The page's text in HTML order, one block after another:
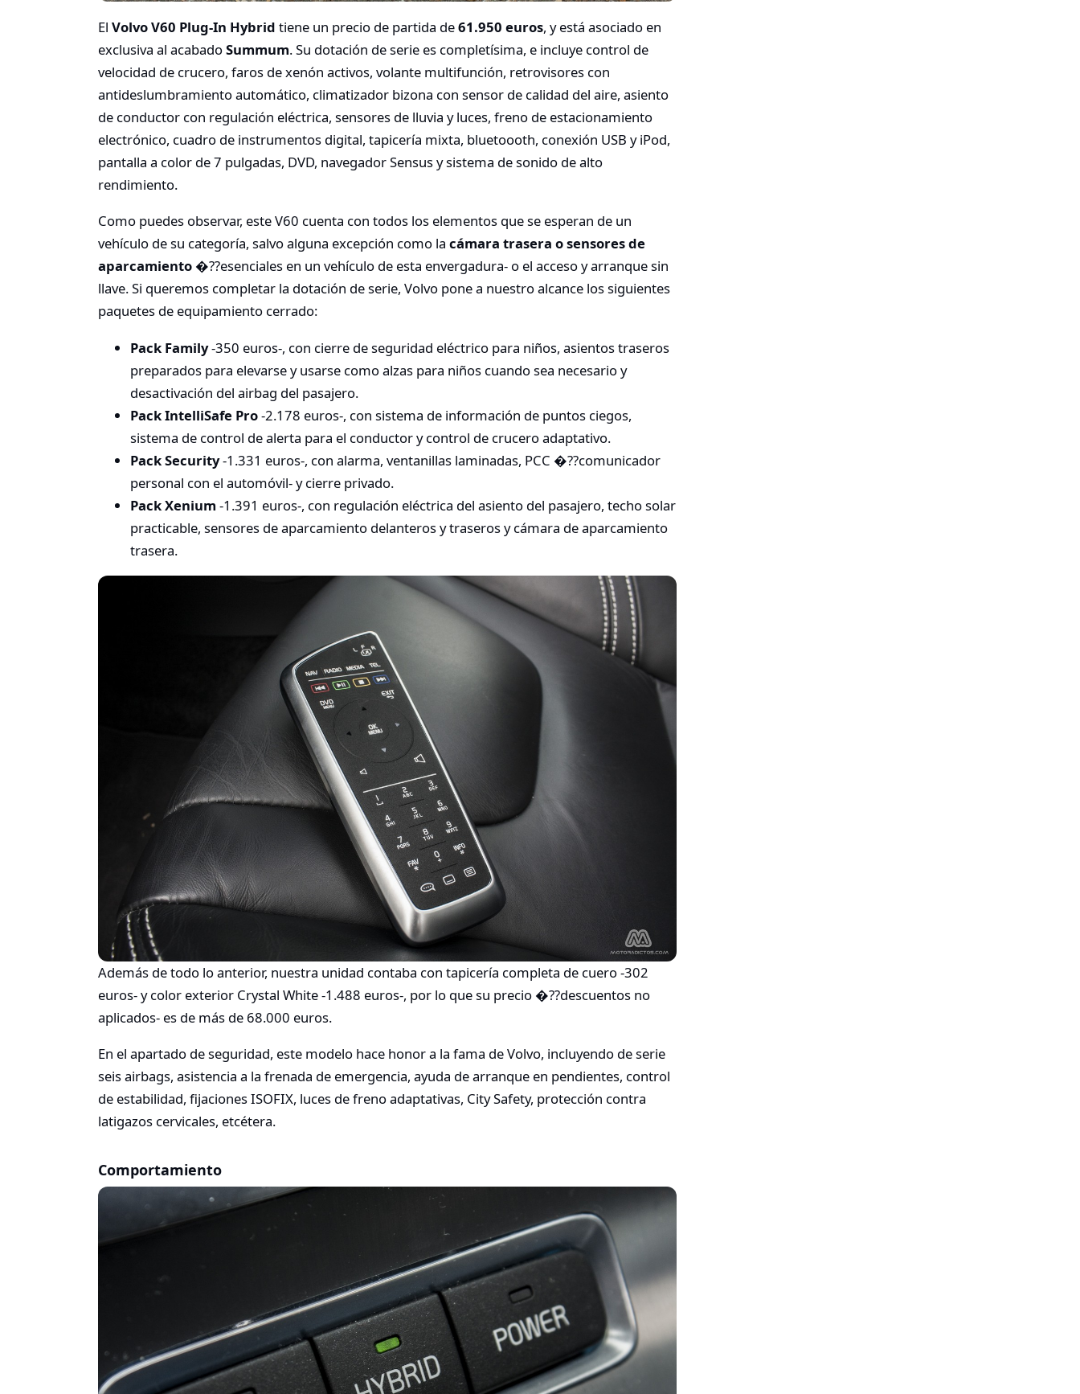
El Volvo V60 Plug-In Hybrid tiene un precio de partida de61.950 euros, y está asociado en
exclusiva al acabadoSummum. Su dotación de serie es completísima, e incluye control de
velocidad de crucero, faros de xenón activos, volante multifunción, retrovisores con
antideslumbramiento automático, climatizador bizona con sensor de calidad del aire, asiento
de conductor con regulación eléctrica, sensores de lluvia y luces, freno de estacionamiento
electrónico, cuadro de instrumentos digital, tapicería mixta, bluetoooth, conexión USB y iPod,
pantalla a color de 7 pulgadas, DVD, navegador Sensus y sistema de sonido de alto
rendimiento.
Como puedes observar, este V60 cuenta con todos los elementos que se esperan de un
vehículo de su categoría, salvo alguna excepción como la cámara trasera o sensores de
aparcamiento �??esenciales en un vehículo de esta envergadura- o el acceso y arranque sin
llave. Si queremos completar la dotación de serie, Volvo pone a nuestro alcance los siguientes
paquetes de equipamiento cerrado:
Pack Family-350 euros-, con cierre de seguridad eléctrico para niños, asientos traseros
preparados para elevarse y usarse como alzas para niños cuando sea necesario y
desactivación del airbag del pasajero.
Pack IntelliSafe Pro-2.178 euros-, con sistema de información de puntos ciegos,
sistema de control de alerta para el conductor y control de crucero adaptativo.
Pack Security-1.331 euros-, con alarma, ventanillas laminadas, PCC �??comunicador
personal con el automóvil- y cierre privado.
Pack Xenium -1.391 euros-, con regulación eléctrica del asiento del pasajero, techo solar
practicable, sensores de aparcamiento delanteros y traseros y cámara de aparcamiento
trasera.
Además de todo lo anterior, nuestra unidad contaba con tapicería completa de cuero -302
euros- y color exterior Crystal White -1.488 euros-, por lo que su precio �??descuentos no
aplicados- es de más de 68.000 euros.
En el apartado de seguridad, este modelo hace honor a la fama de Volvo, incluyendo de serie
seis airbags, asistencia a la frenada de emergencia, ayuda de arranque en pendientes, control
de estabilidad, fijaciones ISOFIX, luces de freno adaptativas, City Safety, protección contra
latigazos cervicales, etcétera.
Comportamiento